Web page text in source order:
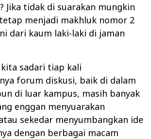
Jika tidak di suarakan mungkin
menjadi makhluk nomor 2
dari kaum laki-laki di jaman
sadari tiap kali
forum diskusi, baik di dalam
di luar kampus, masih banyak
enggan menyuarakan
sekedar menyumbangkan ide
dengan berbagai macam